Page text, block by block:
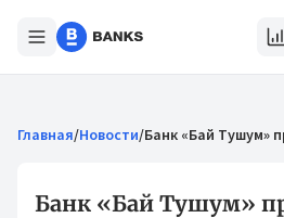
Главная/Новости/Банк «Бай Тушум»
Банк «Бай Тушум»